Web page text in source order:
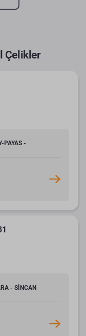
Çelikler
PAYAS -
- SİNCAN